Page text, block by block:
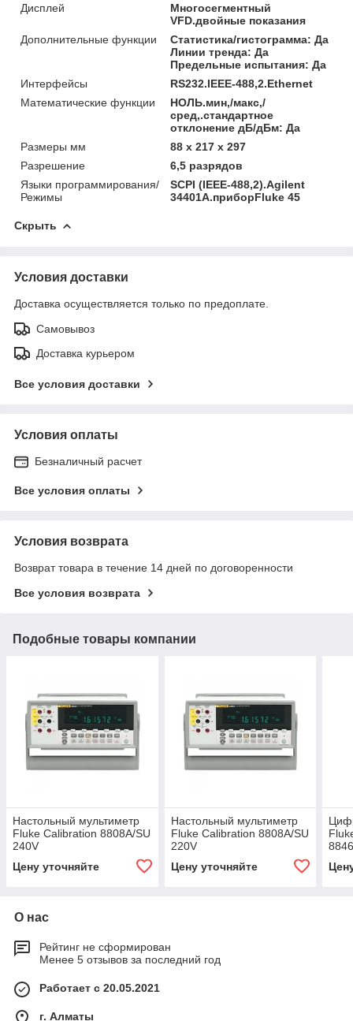
Дисплей
Многосегментный
VFD.двойные показания
Дополнительные функции
Статистика/гистограмма: Да
Линии тренда: Да
Предельные испытания: Да
Интерфейсы
RS232.IEEE-488,2.Ethernet
Математические функции
НОЛЬ.мин,/макс,/
сред,.стандартное
отклонение дБ/дБм: Да
Размеры мм
88 x 217 x 297
Разрешение
6,5 разрядов
Языки программирования/
Режимы
SCPI (IEEE-488,2).Agilent
34401A.приборFluke 45
Скрыть
Условия доставки
Доставка осуществляется только по предоплате.
Самовывоз
Доставка курьером
Все условия доставки
Условия оплаты
Безналичный расчет
Все условия оплаты
Условия возврата
Возврат товара в течение 14 дней по договоренности
Все условия возврата
Подобные товары компании
Настольный мультиметр
Fluke Calibration 8808A/SU
240V
Цену уточняйте
Настольный мультиметр
Fluke Calibration 8808A/SU
220V
Цену уточняйте
О нас
Рейтинг не сформирован
Менее 5 отзывов за последний год
Работает с 20.05.2021
г. Алматы